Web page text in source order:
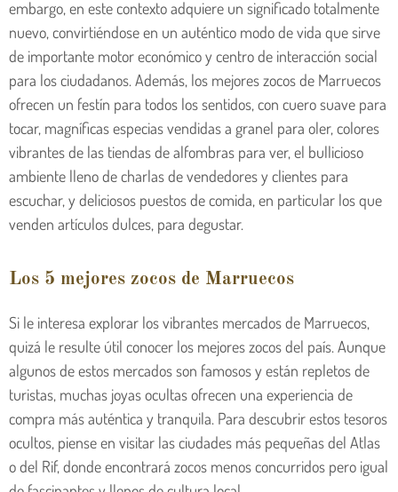
embargo, en este contexto adquiere un significado totalmente
nuevo, convirtiéndose en un auténtico modo de vida que sirve
de importante motor económico y centro de interacción social
para los ciudadanos. Además, los mejores zocos de Marruecos
ofrecen un festín para todos los sentidos, con cuero suave para
tocar, magníficas especias vendidas a granel para oler, colores
vibrantes de las tiendas de alfombras para ver, el bullicioso
ambiente lleno de charlas de vendedores y clientes para
escuchar, y deliciosos puestos de comida, en particular los que
venden artículos dulces, para degustar.
Los 5 mejores zocos de Marruecos
Si le interesa explorar los vibrantes mercados de Marruecos,
quizá le resulte útil conocer los mejores zocos del país. Aunque
algunos de estos mercados son famosos y están repletos de
turistas, muchas joyas ocultas ofrecen una experiencia de
compra más auténtica y tranquila. Para descubrir estos tesoros
ocultos, piense en visitar las ciudades más pequeñas del Atlas
o del Rif, donde encontrará zocos menos concurridos pero igual